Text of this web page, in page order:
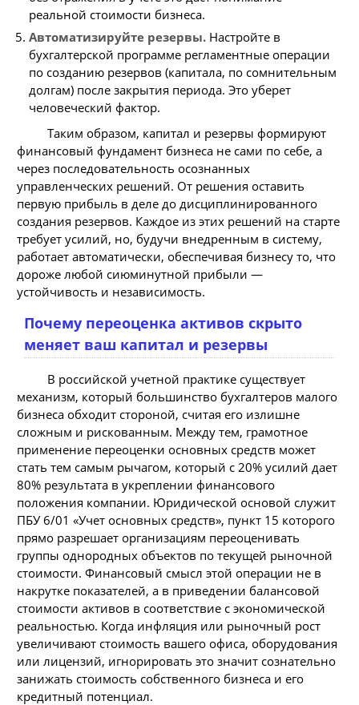
реальной стоимости бизнеса.
Автоматизируйте резервы. Настройте в
бухгалтерской программе регламентные операции
по созданию резервов (капитала, по сомнительным
долгам) после закрытия периода. Это уберет
человеческий фактор.
Таким образом, капитал и резервы формируют
финансовый фундамент бизнеса не сами по себе, а
через последовательность осознанных
управленческих решений. От решения оставить
первую прибыль в деле до дисциплинированного
создания резервов. Каждое из этих решений на старте
требует усилий, но, будучи внедренным в систему,
работает автоматически, обеспечивая бизнесу то, что
дороже любой сиюминутной прибыли —
устойчивость и независимость.
Почему переоценка активов скрыто
меняет ваш капитал и резервы
В российской учетной практике существует
механизм, который большинство бухгалтеров малого
бизнеса обходит стороной, считая его излишне
сложным и рискованным. Между тем, грамотное
применение переоценки основных средств может
стать тем самым рычагом, который с 20% усилий дает
80% результата в укреплении финансового
положения компании. Юридической основой служит
ПБУ 6/01 «Учет основных средств», пункт 15 которого
прямо разрешает организациям переоценивать
группы однородных объектов по текущей рыночной
стоимости. Финансовый смысл этой операции не в
накрутке показателей, а в приведении балансовой
стоимости активов в соответствие с экономической
реальностью. Когда инфляция или рыночный рост
увеличивают стоимость вашего офиса, оборудования
или лицензий, игнорировать это значит сознательно
занижать стоимость собственного бизнеса и его
кредитный потенциал.